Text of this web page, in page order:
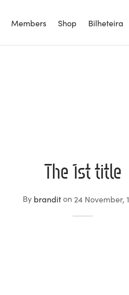
Members Shop Bilheteira
The 1st title
By branditon 24 November,